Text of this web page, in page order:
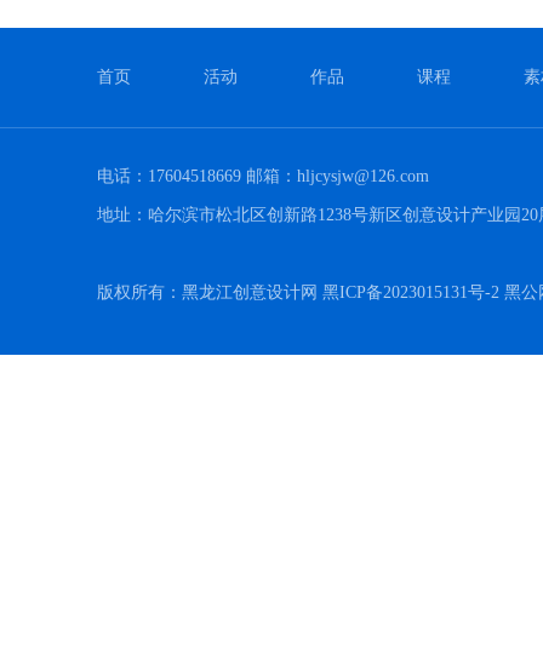
首页 活动 作品 课程
电话：17604518669 邮箱：hljcysjw@126.com
地址：哈尔滨市松北区创新路1238号新区创意设计产业园20
版权所有：黑龙江创意设计网 黑ICP备2023015131号-2 黑公